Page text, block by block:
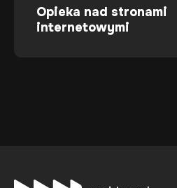
Opieka nad stronami
internetowymi